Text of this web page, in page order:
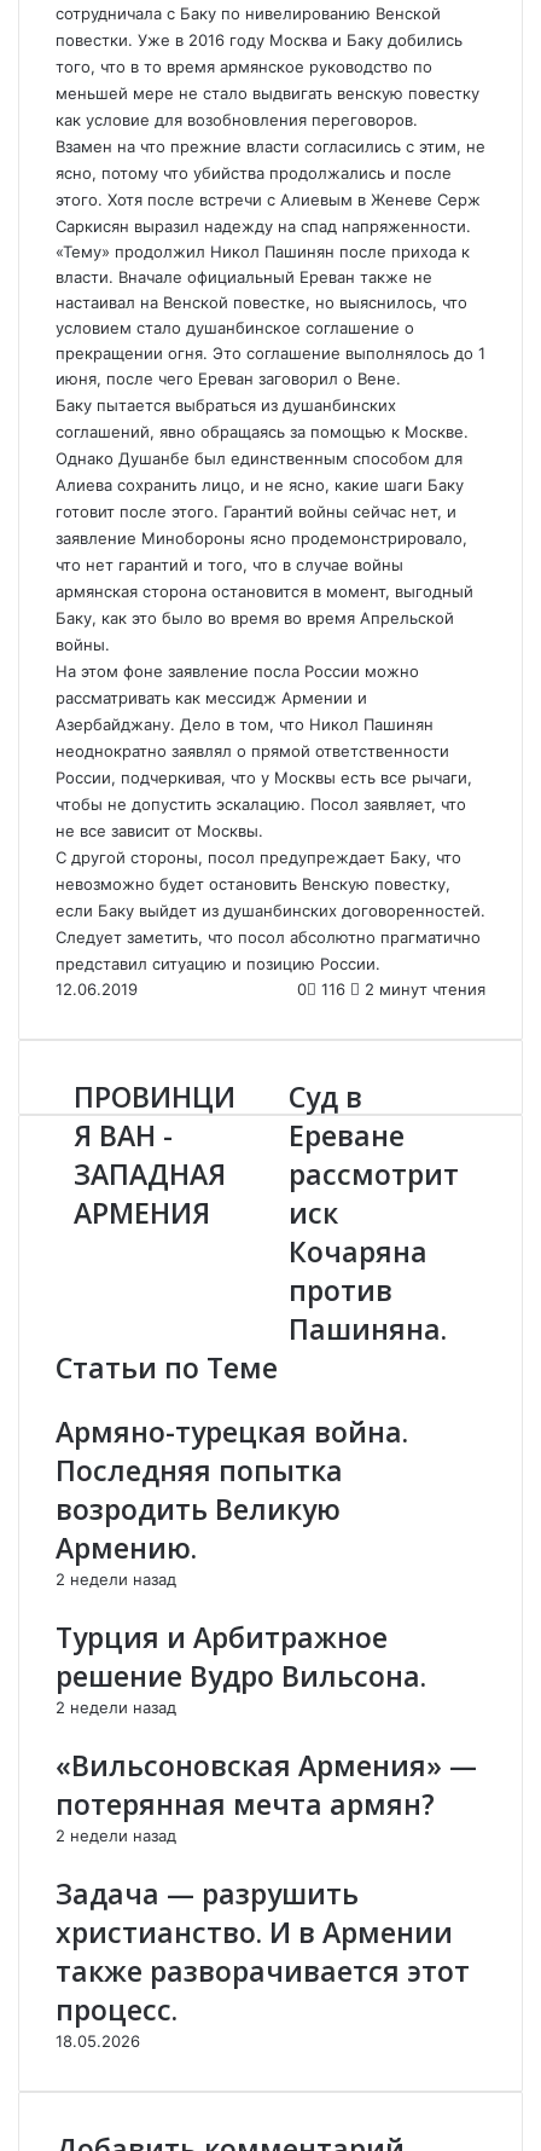
сотрудничала с Баку по нивелированию Венской
повестки. Уже в 2016 году Москва и Баку добились
того, что в то время армянское руководство по
меньшей мере не стало выдвигать венскую повестку
как условие для возобновления переговоров.
Взамен на что прежние власти согласились с этим, не
ясно, потому что убийства продолжались и после
этого. Хотя после встречи с Алиевым в Женеве Серж
Саркисян выразил надежду на спад напряженности.
«Тему» продолжил Никол Пашинян после прихода к
власти. Вначале официальный Ереван также не
настаивал на Венской повестке, но выяснилось, что
условием стало душанбинское соглашение о
прекращении огня. Это соглашение выполнялось до 1
июня, после чего Ереван заговорил о Вене.
Баку пытается выбраться из душанбинских
соглашений, явно обращаясь за помощью к Москве.
Однако Душанбе был единственным способом для
Алиева сохранить лицо, и не ясно, какие шаги Баку
готовит после этого. Гарантий войны сейчас нет, и
заявление Минобороны ясно продемонстрировало,
что нет гарантий и того, что в случае войны
армянская сторона остановится в момент, выгодный
Баку, как это было во время во время Апрельской
войны.
На этом фоне заявление посла России можно
рассматривать как мессидж Армении и
Азербайджану. Дело в том, что Никол Пашинян
неоднократно заявлял о прямой ответственности
России, подчеркивая, что у Москвы есть все рычаги,
чтобы не допустить эскалацию. Посол заявляет, что
не все зависит от Москвы.
С другой стороны, посол предупреждает Баку, что
невозможно будет остановить Венскую повестку,
если Баку выйдет из душанбинских договоренностей.
Следует заметить, что посол абсолютно прагматично
представил ситуацию и позицию России.
12.06.2019
0 116 2 минут чтения
П
Р
О
В
И
Н
Н
А
П
Д
Н
А
Р
М
Я
ПРОВИНЦИ
Я ВАН -
ЗАПАДНАЯ
АРМЕНИЯ
С
у
д
в
Е
р
е
в
а
н
е
с
м
т
с
к
р
п
т
Суд в
Ереване
рассмотрит
иск
Кочаряна
против
Пашиняна.
Статьи по Теме
Армяно-турецкая война.
Последняя попытка
возродить Великую
Армению.
2 недели назад
Турция и Арбитражное
решение Вудро Вильсона.
2 недели назад
«Вильсоновская Армения» —
потерянная мечта армян?
2 недели назад
Задача — разрушить
христианство. И в Армении
также разворачивается этот
процесс.
18.05.2026